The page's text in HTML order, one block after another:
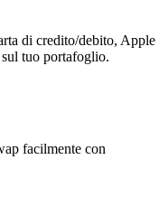
di credito/debito, Apple
tuo portafoglio.
facilmente con